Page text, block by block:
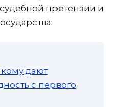
претензии и
дают
с первого